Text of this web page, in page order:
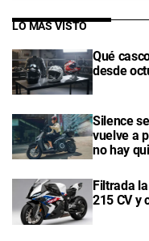
LO MÁS VISTO
Qué
desde
Silence
vuelve a
no hay
Filtrada
215 CV y